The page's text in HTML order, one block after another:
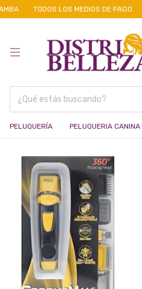
TODOS LOS MEDIOS DE PAGO
PELUQUERÍA PELUQUERIA CANINA